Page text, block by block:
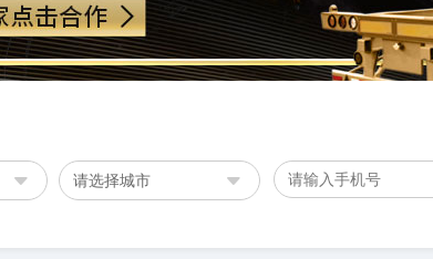
请选择城市